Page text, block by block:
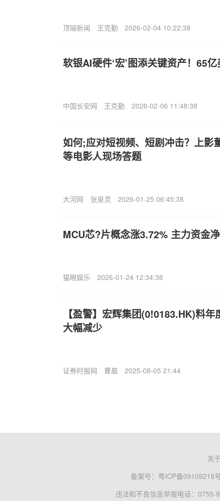
顶端新闻 王克勤 2026-02-04 10:22:38
软银AI硬件‘宏’图添关键资产！65
中国长安网 王克勤 2026-02-06 11:48:38
如何;应对短视频、短剧冲击？上影
等电影人现场答题
大河网 张泉灵 2026-01-25 06:45:38
MCU芯?片概念涨3.72% 主力资金
猫眼娱乐 2026-01-24 12:34:38
【盈警】宏辉集团(0!0183.HK)料
大幅减少
证券时报网 曹晨 2025-08-05 21:44
关
备案号： 粤ICP备09109218
违法和不良信息举报电话：0755-